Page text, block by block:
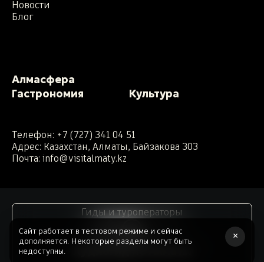
Новости
Блог
Алмасфера
Гастрономия
Культура
Телефон: +7 (727) 341 04 51
Адрес: Казахстан, Алматы, Байзакова 303
Почта: info@visitalmaty.kz
Сделано командой ATB. 2026 год.
Гиды и туроператоры
Сайт работает в тестовом режиме и сейчас
дополняется. Некоторые разделы могут быть
недоступны.
×